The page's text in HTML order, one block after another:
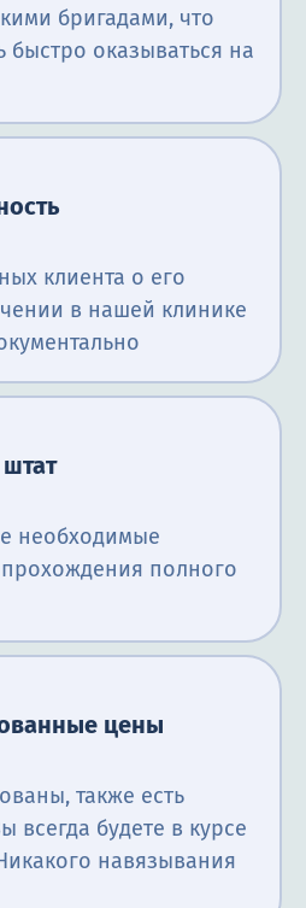
бригадами, что
быстро оказываться на
клиента о его
в нашей клинике
необходимые
полного
цены
также есть
всегда будете в курсе
навязывания